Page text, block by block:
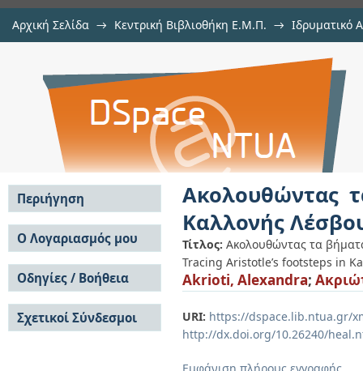
Αρχική Σελίδα → Κεντρική Βιβλιοθήκη Ε.Μ.Π. → Ιδρυματικό
Ακολουθώντας τα βήματα του
Ακολουθώντας
Καλλονής
Τίτλος: Ακολουθώντας τα
Tracing Aristotle’s footsteps in
Akrioti, Alexandra;
URI: https://dspace.lib.ntua.gr/
http://dx.doi.org/10.26240/
Περιήγηση
Σε όλο το DSpace
Κοινότητες & Συλλογές
Ανά Ημερομηνία
Έκδοσης
Συγγραφείς
Τίτλοι
Θέματα
Ο Λογαριασμός μου
Σύνδεση
Εγγραφή
Οδηγίες / Βοήθεια
Οδηγίες Υποβολής
Οδηγίες Χρήσης ΙΑ
Συχνές Ερωτήσεις
Σχετικοί Σύνδεσμοι